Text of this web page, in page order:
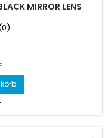
MIRROR LENS